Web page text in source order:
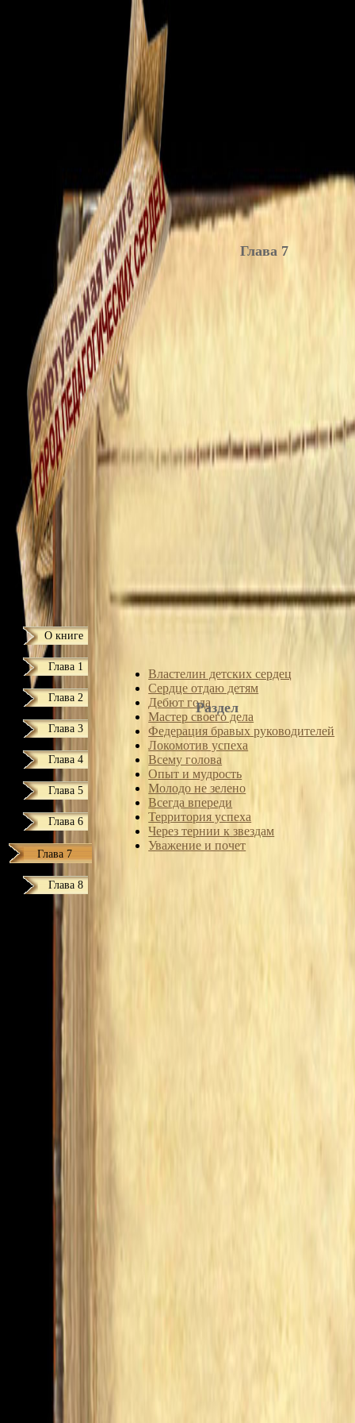
О книге
Глава 1
Глава 2
Глава 3
Глава 4
Глава 5
Глава 6
Глава 7
Глава 8
Глава 7
Властелин детских сердец
Сердце отдаю детям
Дебют года
Мастер своего дела
Федерация бравых руководителей
Локомотив успеха
Всему голова
Опыт и мудрость
Молодо не зелено
Всегда впереди
Территория успеха
Через тернии к звездам
Уважение и почет
Раздел